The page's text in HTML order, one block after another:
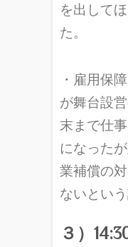
を出して
た。
・雇用保
が舞台設
末まで仕
になった
業補償の
ないとい
３）